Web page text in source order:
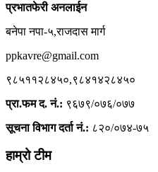
प्रभातफेरी अनलाईन
बनेपा नपा-५,राजदास मार्ग
ppkavre@gmail.com
९८५११२८४५०,९८४१४२८४५०
प्रा.फम द. नं.: ९६७९/०७६/०७७
सूचना विभाग दर्ता नं.: ८२०/०७४-७५
हाम्रो टीम